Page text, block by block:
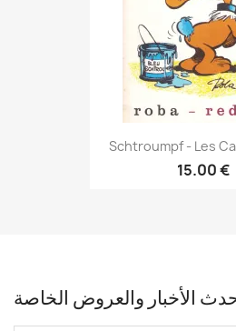
Schtroumpf - Les
15.00 €
الأخبار والعروض الخاصة